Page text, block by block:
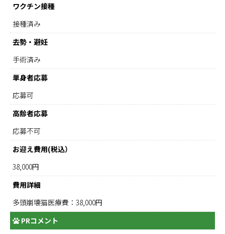
ワクチン接種
接種済み
去勢・避妊
手術済み
単身者応募
応募可
高齢者応募
応募不可
お迎え費用(税込）
38,000円
費用詳細
多頭崩壊猫医療費：38,000円
PRコメント